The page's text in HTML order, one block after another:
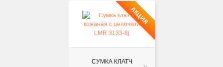
АКЦИЯ
СУМКА КЛАТЧ